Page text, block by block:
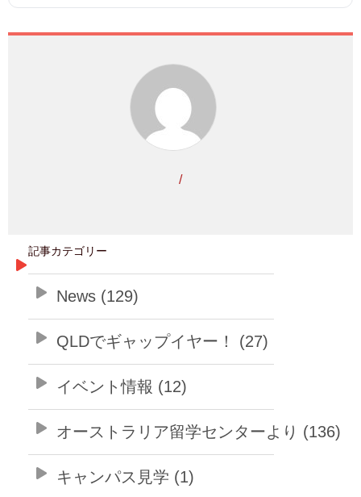
/
記事カテゴリー
News (129)
QLDでギャップイヤー！ (27)
イベント情報 (12)
オーストラリア留学センターより (136)
キャンパス見学 (1)